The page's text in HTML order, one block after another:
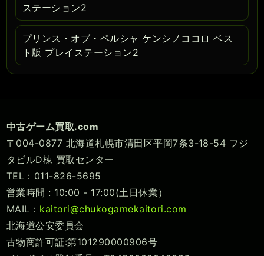
ステーション2
プリンス・オブ・ペルシャ ケンシノココロ ベス
ト版 プレイステーション2
中古ゲーム買取.com
〒004-0877 北海道札幌市清田区平岡7条3-18-54 フジ
タビルD棟 買取センター
TEL：011-826-5695
営業時間 : 10:00 - 17:00(土日休業）
MAIL： kaitori@chukogamekaitori.com
北海道公安委員会
古物商許可証:第101290000906号